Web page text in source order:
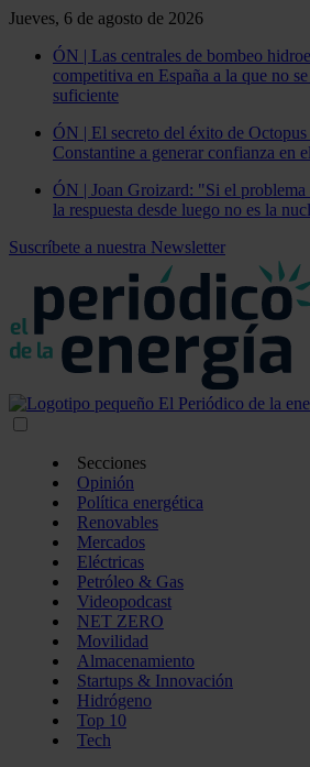
Jueves, 6 de agosto de 2026
ÓN | Las centrales de bombeo
competitiva en España a la que no
suficiente
ÓN | El secreto del éxito de
Constantine a generar confianza en
ÓN | Joan Groizard: "Si el problema
la respuesta desde luego no es la
Suscríbete a nuestra Newsletter
Secciones
Opinión
Política energética
Renovables
Mercados
Eléctricas
Petróleo & Gas
Videopodcast
NET ZERO
Movilidad
Almacenamiento
Startups & Innovación
Hidrógeno
Top 10
Tech